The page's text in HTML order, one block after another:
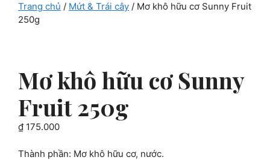
Trang chủ / Mứt & Trái cây / Mơ khô hữu cơ Sunny Fruit
250g
Mơ khô hữu cơ Sunny
Fruit 250g
₫175.000
Thành phần: Mơ khô hữu cơ, nước.